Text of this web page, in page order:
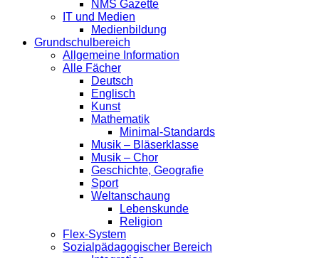
NMS Gazette
IT und Medien
Medienbildung
Grundschulbereich
Allgemeine Information
Alle Fächer
Deutsch
Englisch
Kunst
Mathematik
Minimal-Standards
Musik – Bläserklasse
Musik – Chor
Geschichte, Geografie
Sport
Weltanschaung
Lebenskunde
Religion
Flex-System
Sozialpädagogischer Bereich